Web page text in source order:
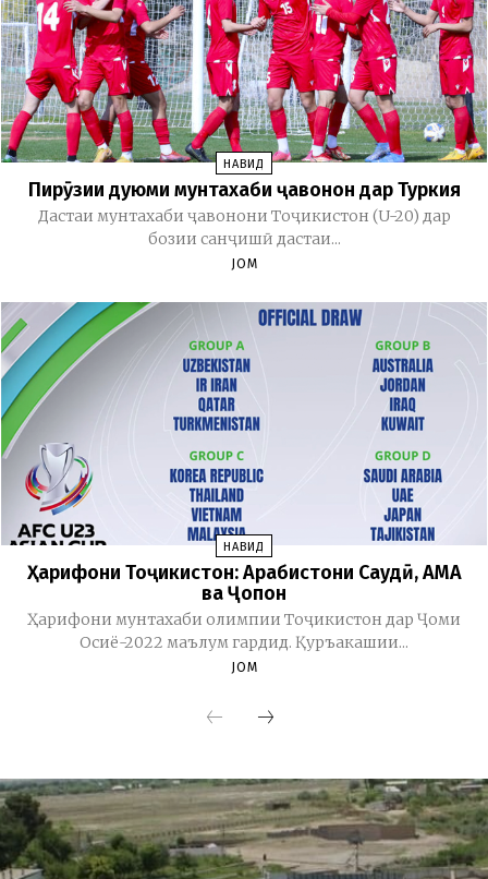
НАВИД
Пирӯзии дуюми мунтахаби ҷавонон дар Туркия
Дастаи мунтахаби ҷавонони Тоҷикистон (U-20) дар
бозии санҷишӣ дастаи...
JOM
НАВИД
Ҳарифони Тоҷикистон: Арабистони Саудӣ, АМА
ва Ҷопон
Ҳарифони мунтахаби олимпии Тоҷикистон дар Ҷоми
Осиё-2022 маълум гардид. Қуръакашии...
JOM